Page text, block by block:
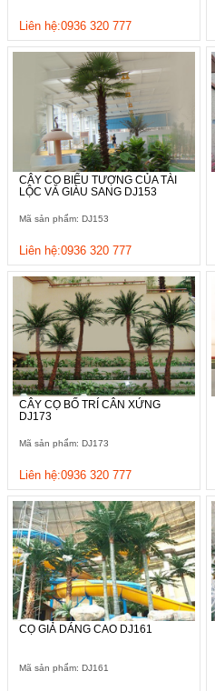
Liên hệ:0936 320 777
CÂY CỌ BIỂU TƯỢNG CỦA TÀI
LỘC VÀ GIÀU SANG DJ153
Mã sản phẩm: DJ153
Liên hệ:0936 320 777
CÂY CỌ BỐ TRÍ CÂN XỨNG
DJ173
Mã sản phẩm: DJ173
Liên hệ:0936 320 777
CỌ GIẢ DÁNG CAO DJ161
Mã sản phẩm: DJ161